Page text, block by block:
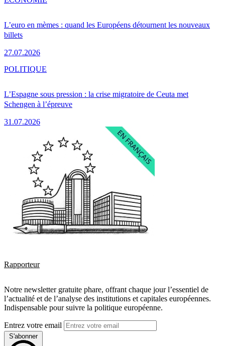
L’euro en mèmes : quand les Européens détournent les nouveaux
billets
27.07.2026
L’Espagne sous pression : la crise migratoire de Ceuta met
Schengen à l’épreuve
31.07.2026
POLITIQUE
Rapporteur
Notre newsletter gratuite phare, offrant chaque jour l’essentiel de
l’actualité et de l’analyse des institutions et capitales européennes.
Indispensable pour suivre la politique européenne.
Entrez votre email
S'abonner